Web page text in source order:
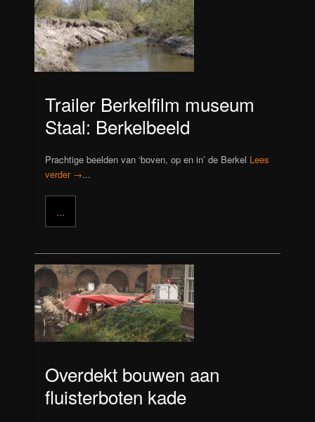
Trailer Berkelfilm museum
Staal: Berkelbeeld
Prachtige beelden van ‘boven, op en in’ de Berkel Lees
verder →...
...
Overdekt bouwen aan
fluisterboten kade